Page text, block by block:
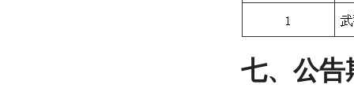
七、公告